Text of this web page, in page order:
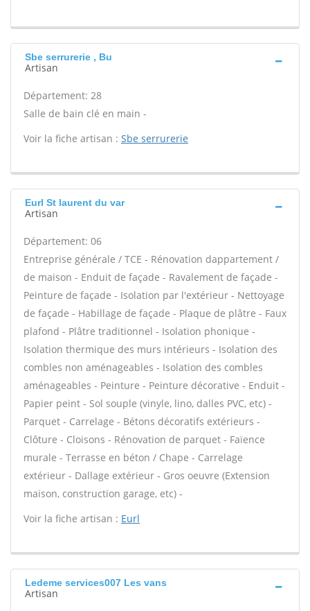
Sbe serrurerie , Bu
Artisan
Département: 28
Salle de bain clé en main -
Voir la fiche artisan : Sbe serrurerie
Eurl St laurent du var
Artisan
Département: 06
Entreprise générale / TCE - Rénovation dappartement /
de maison - Enduit de façade - Ravalement de façade -
Peinture de façade - Isolation par l'extérieur - Nettoyage
de façade - Habillage de façade - Plaque de plâtre - Faux
plafond - Plâtre traditionnel - Isolation phonique -
Isolation thermique des murs intérieurs - Isolation des
combles non aménageables - Isolation des combles
aménageables - Peinture - Peinture décorative - Enduit -
Papier peint - Sol souple (vinyle, lino, dalles PVC, etc) -
Parquet - Carrelage - Bétons décoratifs extérieurs -
Clôture - Cloisons - Rénovation de parquet - Faïence
murale - Terrasse en béton / Chape - Carrelage
extérieur - Dallage extérieur - Gros oeuvre (Extension
maison, construction garage, etc) -
Voir la fiche artisan : Eurl
Ledeme services007 Les vans
Artisan